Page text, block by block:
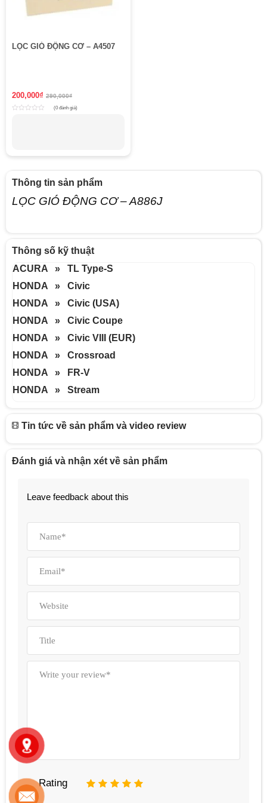
LỌC GIÓ ĐỘNG CƠ – A4507
200,000₫ 290,000₫
(0 đánh giá)
Thông tin sản phẩm
LỌC GIÓ ĐỘNG CƠ – A886J
Thông số kỹ thuật
ACURA » TL Type-S
HONDA » Civic
HONDA » Civic (USA)
HONDA » Civic Coupe
HONDA » Civic VIII (EUR)
HONDA » Crossroad
HONDA » FR-V
HONDA » Stream
Tin tức về sản phẩm và video review
Đánh giá và nhận xét về sản phẩm
Leave feedback about this
Rating 5
4
3
2